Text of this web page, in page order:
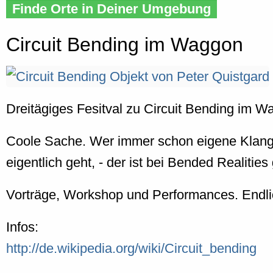
Finde Orte in Deiner Umgebung
Circuit Bending im Waggon
Dreitägiges Fesitval zu Circuit Bending im
Coole Sache. Wer immer schon eigene
eigentlich geht, - der ist bei Bended Realities
Vorträge, Workshop und Performances.
Infos:
http://de.wikipedia.org/wiki/Circuit_bending